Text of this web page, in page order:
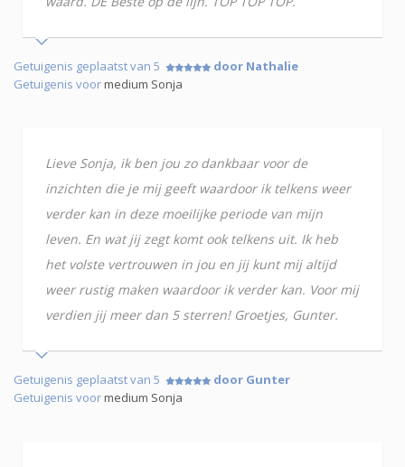
Getuigenis geplaatst van 5
door Nathalie
Getuigenis voormedium Sonja
Lieve Sonja, ik ben jou zo dankbaar voor de
inzichten die je mij geeft waardoor ik telkens weer
verder kan in deze moeilijke periode van mijn
leven. En wat jij zegt komt ook telkens uit. Ik heb
het volste vertrouwen in jou en jij kunt mij altijd
weer rustig maken waardoor ik verder kan. Voor mij
verdien jij meer dan 5 sterren! Groetjes, Gunter.
Getuigenis geplaatst van 5
door Gunter
Getuigenis voormedium Sonja